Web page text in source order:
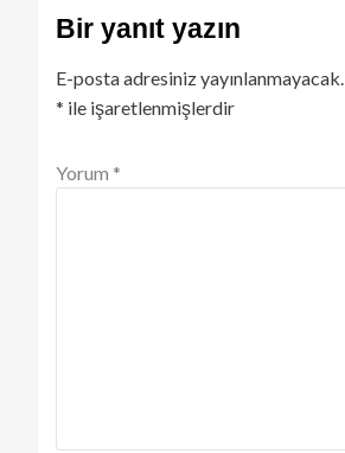
Bir yanıt yazın
E-posta adresiniz yayınlanmayacak.
* ile işaretlenmişlerdir
Yorum *